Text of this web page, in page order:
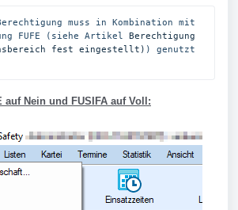
muss in Kombination mit
FUFE (siehe Artikel Berechtigung
fest eingestellt) ) genutzt
auf Nein und FUSIFA auf Voll: